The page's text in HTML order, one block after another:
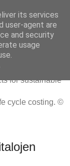
for sustainable
cycle costing. ©
its services
user-agent are
and security
usage